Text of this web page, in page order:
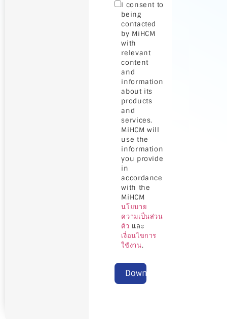
I consent to
being
contacted
by MiHCM
with
relevant
content
and
information
about its
products
and
services.
MiHCM will
use the
information
you provide
in
accordance
with the
MiHCM
นโยบาย
ความเป็นส่วน
ตัว และ
เงื่อนไขการ
ใช้งาน.
Download